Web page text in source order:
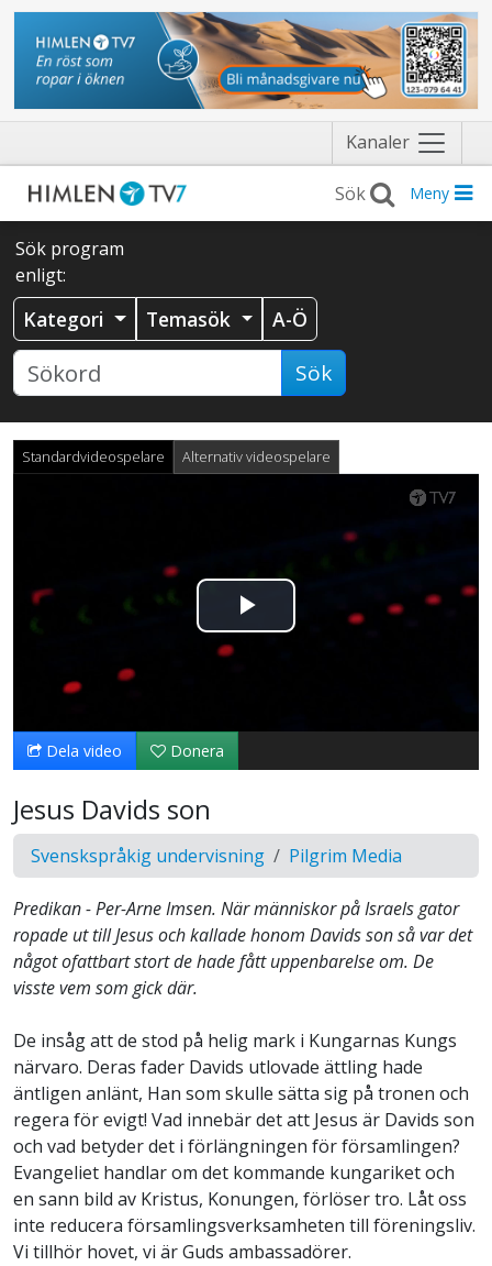
Kanaler Näytä
valikko
Meny
Sök program
enligt:
Kategori Temasök A-Ö
Sök
Standardvideospelare Alternativ videospelare
Spela
video
Dela video Donera
Jesus Davids son
Svenskspråkig undervisning Pilgrim Media
Predikan - Per-Arne Imsen. När människor på Israels gator
ropade ut till Jesus och kallade honom Davids son så var det
något ofattbart stort de hade fått uppenbarelse om. De
visste vem som gick där.
De insåg att de stod på helig mark i Kungarnas Kungs
närvaro. Deras fader Davids utlovade ättling hade
äntligen anlänt, Han som skulle sätta sig på tronen och
regera för evigt! Vad innebär det att Jesus är Davids son
och vad betyder det i förlängningen för församlingen?
Evangeliet handlar om det kommande kungariket och
en sann bild av Kristus, Konungen, förlöser tro. Låt oss
inte reducera församlingsverksamheten till föreningsliv.
Vi tillhör hovet, vi är Guds ambassadörer.